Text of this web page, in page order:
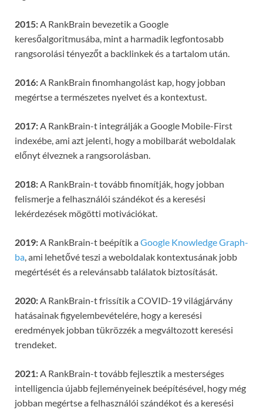
2015: A RankBrain bevezetik a Google
keresőalgoritmusába, mint a harmadik legfontosabb
rangsorolási tényezőt a backlinkek és a tartalom után.
2016: A RankBrain finomhangolást kap, hogy jobban
megértse a természetes nyelvet és a kontextust.
2017: A RankBrain-t integrálják a Google Mobile-First
indexébe, ami azt jelenti, hogy a mobilbarát weboldalak
előnyt élveznek a rangsorolásban.
2018: A RankBrain-t tovább finomítják, hogy jobban
felismerje a felhasználói szándékot és a keresési
lekérdezések mögötti motivációkat.
2019: A RankBrain-t beépítik aGoogle Knowledge Graph-
ba , ami lehetővé teszi a weboldalak kontextusának jobb
megértését és a relevánsabb találatok biztosítását.
2020: A RankBrain-t frissítik a COVID-19 világjárvány
hatásainak figyelembevételére, hogy a keresési
eredmények jobban tükrözzék a megváltozott keresési
trendeket.
2021: A RankBrain-t tovább fejlesztik a mesterséges
intelligencia újabb fejleményeinek beépítésével, hogy még
jobban megértse a felhasználói szándékot és a keresési